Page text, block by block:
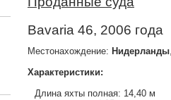
Bavaria 46, 2006 года
Местонахождение: Нидерланды
Характеристики:
Длина яхты полная: 14,40 м